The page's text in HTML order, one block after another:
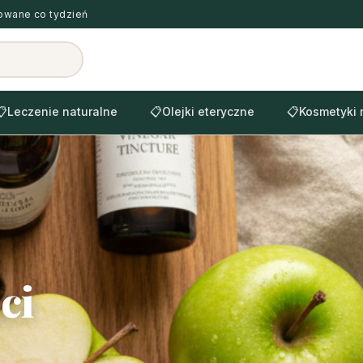
co tydzień
Leczenie naturalne 📋Olejki eteryczne 📋Kosmetyki